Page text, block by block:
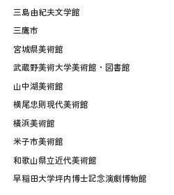
三島由紀夫文学館
三鷹市
宮城県美術館
武蔵野美術大学美術館・図書館
山中湖美術館
横尾忠則現代美術館
橫浜美術館
米子市美術館
和歌山県立近代美術館
早稲田大学坪内博士記念演劇博物館